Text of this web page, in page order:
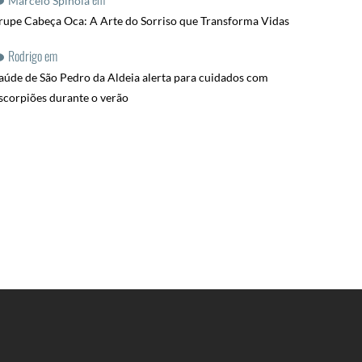
Cabeça Oca: A Arte do Sorriso que Transforma Vidas
Rodrigoem
de São Pedro da Aldeia alerta para cuidados com
durante o verão